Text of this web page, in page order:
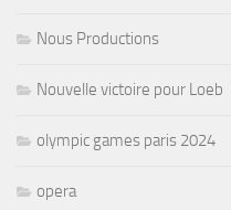
Nous Productions
Nouvelle victoire pour Loeb
olympic games paris 2024
opera